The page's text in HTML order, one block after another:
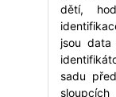
dětí,
jsou data
sadu